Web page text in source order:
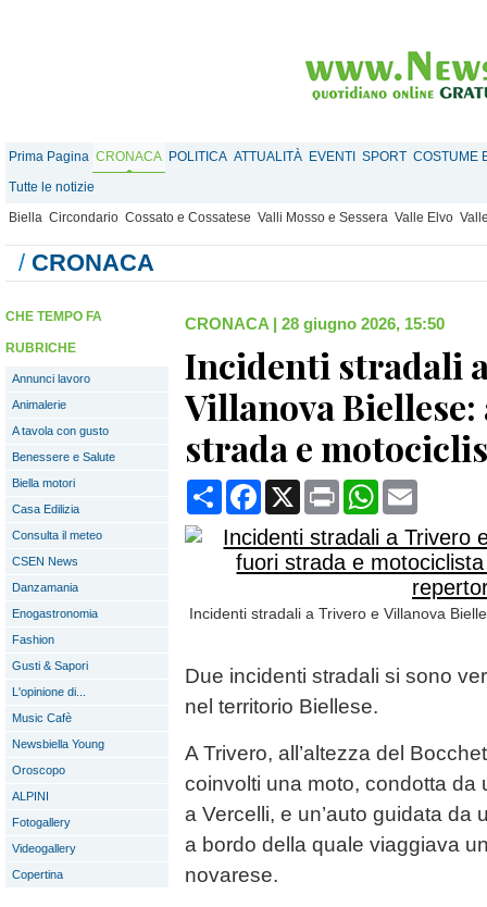
Prima Pagina CRONACA POLITICA ATTUALITÀ EVENTI SPORT COSTUME
Tutte le notizie
Biella Circondario Cossato e Cossatese Valli Mosso e Sessera Valle Elvo
/ CRONACA
CHE TEMPO FA
RUBRICHE
Annunci lavoro
Animalerie
A tavola con gusto
Benessere e Salute
Biella motori
Casa Edilizia
Consulta il meteo
CSEN News
Danzamania
Enogastronomia
Fashion
Gusti & Sapori
L'opinione di...
Music Cafè
Newsbiella Young
Oroscopo
ALPINI
Fotogallery
Videogallery
Copertina
CRONACA | 28 giugno 2026, 15:50
Incidenti stradali
Villanova
strada e
CondividiFacebook
X Print WhatsApp
Incidenti stradali a Trivero e Villanova
Due incidenti stradali si sono
nel territorio Biellese.
A Trivero, all’altezza del
coinvolti una moto, condotta da
a Vercelli, e un’auto guidata da
a bordo della quale viaggiava
novarese.